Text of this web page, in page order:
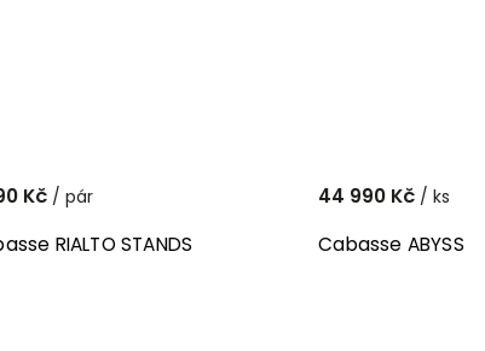
RIALTO STANDS
Kč / pár
Cabasse ABYSS
44 990 Kč / ks